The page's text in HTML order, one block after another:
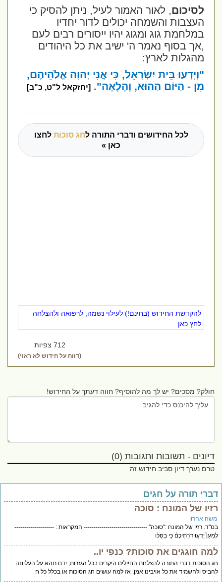
לסיכום, לאור האמור לעיל, ניתן להסיק כי
העצבות והשמחה יכולים לדור יחדיו
במלחמת גוג ומגוג יהיו ייסורים רבים לעם
,אך בסוף נאמר ה' ישיב את כל היהודים
מהגלות לארץ:
"וְיָדְעוּ בֵּית יִשְׂרָאֵל, כִּי אֲנִי יְהוָה אֱלֹהֵיהֶם,
מִן - הַיּוֹם הַהוּא, וָהָלְאָה". [יחזקאל ל"ט, כ"ב]
לכל החידושים ודברי התורה לחג סוכותלחצו
כאן »
להקדשת החידוש (בחינם!) לעילוי נשמה, לרפואה ולהצלחה
לחץ כאן
712 צפיות
(דווח על חידוש לא ראוי)
חולק? מסכים? יש לך מה להוסיף? חווה דעתך על החידוש!
דיונים - תשובות ותגובות (0)
טרם נערך דיון סביב חידוש זה
תורה על חגים
של המונח : סוכה
אהרון
רזיו של המונח :"סוכה" -------------------------------- המקראות : --------------------
יֵדְע֣וּ דֹרֹֽתֵיכֶם֒ כִּ֣י בַסֻּכּ֗ו
חוגגים את סוכות? כנפי יו..
הסוכות דברי התורה להצלחת החיילים היקרים בכל הגזרות, ידם תהא על העליונה
ולהשמיד את כל אויבינו אמן. אז למה עושים חג הסוכות או בכלל כל ח